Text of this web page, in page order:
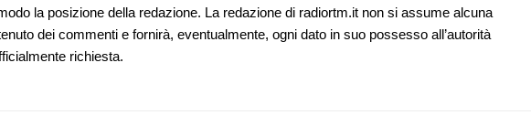
la posizione della redazione. La redazione di radiortm.it non si assume alcuna
dei commenti e fornirà, eventualmente, ogni dato in suo possesso all’autorità
richiesta.